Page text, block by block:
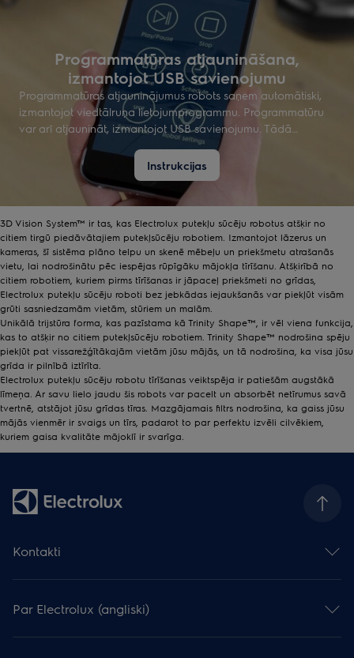
Programmatūras atjaunināšana,
izmantojot USB savienojumu
Programmatūras atjauninājumus robots saņem automātiski,
izmantojot viedtālruņa lietojumprogrammu. Programmatūru
var arī atjaunināt, izmantojot USB savienojumu. Tādā
gadījumā jaunākais programmatūras fails ir jālejupielādē no
tīmekļa vietnes.
Instrukcijas
3D Vision System™ ir tas, kas Electrolux putekļu sūcēju robotus atšķir no
citiem tirgū piedāvātajiem putekļsūcēju robotiem. Izmantojot lāzerus un
kameras, šī sistēma plāno telpu un skenē mēbeļu un priekšmetu atrašanās
vietu, lai nodrošinātu pēc iespējas rūpīgāku mājokļa tīrīšanu. Atšķirībā no
citiem robotiem, kuriem pirms tīrīšanas ir jāpaceļ priekšmeti no grīdas,
Electrolux putekļu sūcēju roboti bez jebkādas iejaukšanās var piekļūt visām
grūti sasniedzamām vietām, stūriem un malām.
Unikālā trijstūra forma, kas pazīstama kā Trinity Shape™, ir vēl viena funkcija,
kas to atšķir no citiem putekļsūcēju robotiem. Trinity Shape™ nodrošina spēju
piekļūt pat vissarežģītākajām vietām jūsu mājās, un tā nodrošina, ka visa jūsu
grīda ir pilnībā iztīrīta.
Electrolux putekļu sūcēju robotu tīrīšanas veiktspēja ir patiešām augstākā
līmeņa. Ar savu lielo jaudu šis robots var pacelt un absorbēt netīrumus savā
tvertnē, atstājot jūsu grīdas tīras. Mazgājamais filtrs nodrošina, ka gaiss jūsu
mājās vienmēr ir svaigs un tīrs, padarot to par perfektu izvēli cilvēkiem,
kuriem gaisa kvalitāte mājoklī ir svarīga.
Kontakti
Atstāj atsauksmi
Serviss un atbalsts
Reģistrēt produktu
Par Electrolux (angliski)